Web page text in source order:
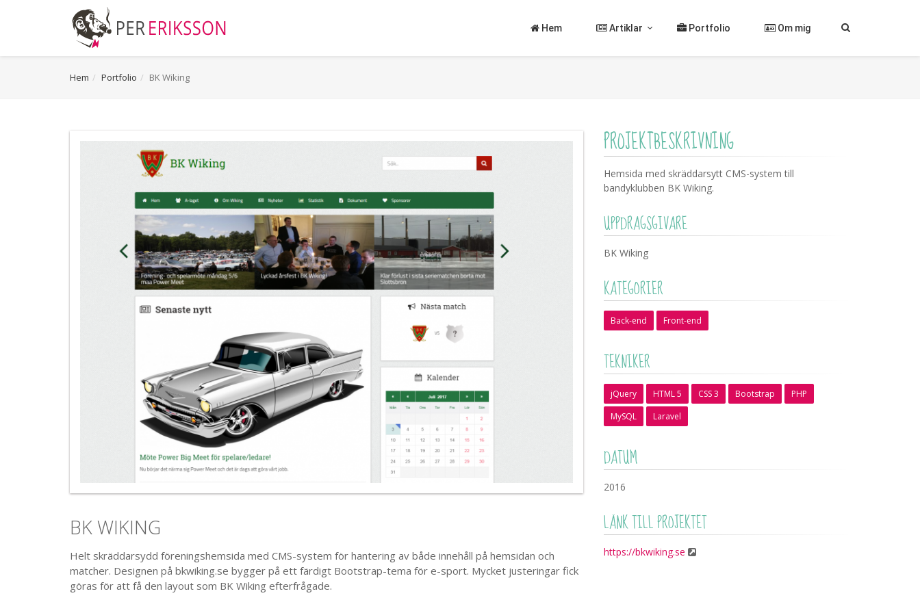
Hem Artiklar Portfolio Om mig
Hem Portfolio BK Wiking
BK WIKING
Helt skräddarsydd föreningshemsida med CMS-system för hantering av både innehåll på hemsidan och
matcher. Designen på bkwiking.se bygger på ett färdigt Bootstrap-tema för e-sport. Mycket justeringar fick
göras för att få den layout som BK Wiking efterfrågade.
PROJEKTBESKRIVNING
Hemsida med skräddarsytt CMS-system till
bandyklubben BK Wiking.
UPPDRAGSGIVARE
BK Wiking
KATEGORIER
Back-end Front-end
TEKNIKER
jQuery HTML 5 CSS 3 Bootstrap
PHP
MySQL
Laravel
DATUM
2016
LÄNK TILL PROJEKTET
https://bkwiking.se